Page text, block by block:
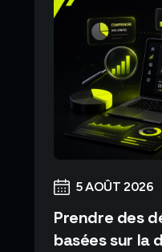
5 AOÛT 2026
Prendre des
basées sur la